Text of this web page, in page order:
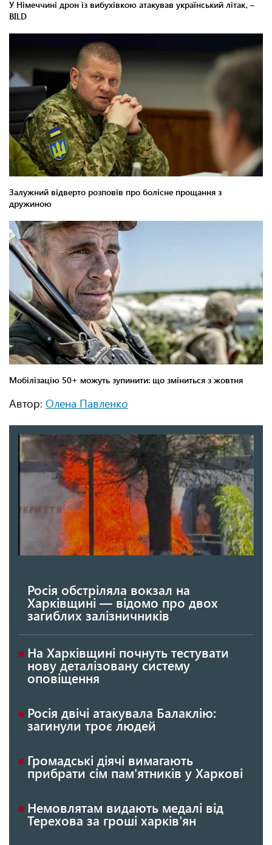
Автор: Олена Павленко
Росія обстріляла вокзал на
Харківщині — відомо про двох
загиблих залізничників
На Харківщині почнуть тестувати
нову деталізовану систему
оповіщення
Росія двічі атакувала Балаклію:
загинули троє людей
Громадські діячі вимагають
прибрати сім пам'ятників у Харкові
Немовлятам видають медалі від
Терехова за гроші харків'ян